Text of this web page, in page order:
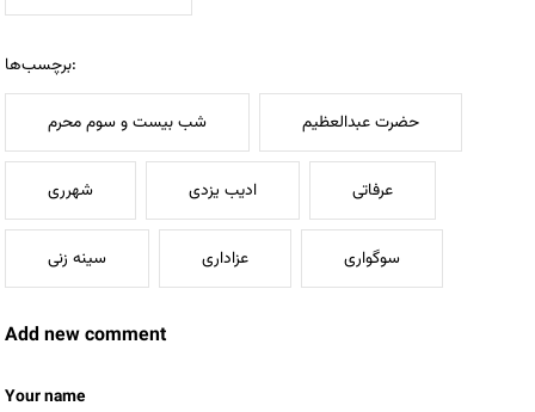
برچسب‌ها:
شب بیست و سوم محرم حضرت عبدالعظیم
شهرری ادیب یزدی عرفاتی
سینه زنی عزاداری سوگواری
Add new comment
Your name